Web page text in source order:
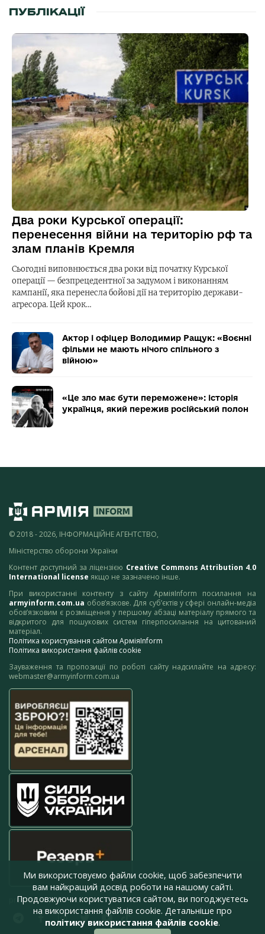
ПУБЛІКАЦІЇ
Два роки Курської операції:
перенесення війни на територію рф та
злам планів Кремля
Сьогодні виповнюється два роки від початку Курської
операції — безпрецедентної за задумом і виконанням
кампанії, яка перенесла бойові дії на територію держави-
агресора. Цей крок…
Актор і офіцер Володимир Ращук: «Воєнні
фільми не мають нічого спільного з
війною»
«Це зло має бути переможене»: історія
українця, який пережив російський полон
© 2018 - 2026, ІНФОРМАЦІЙНЕ АГЕНТСТВО,
Міністерство оборони України
Контент доступний за ліцензією Creative Commons Attribution 4.0
International license якщо не зазначено інше.
При використанні контенту з сайту АрміяInform посилання на
armyinform.com.ua обов’язкове. Для суб’єктів у сфері онлайн-медіа
обов’язковим є розміщення у першому абзаці матеріалу прямого та
відкритого для пошукових систем гіперпосилання на цитований
матеріал.
Політика користування сайтом АрміяInform
Політика використання файлів cookie
Зауваження та пропозиції по роботі сайту надсилайте на адресу:
webmaster@armyinform.com.ua
press@armyinform.com.ua
Ми використовуємо файли cookie, щоб забезпечити
вам найкращий досвід роботи на нашому сайті.
Продовжуючи користуватися сайтом, ви погоджуєтесь
на використання файлів cookie. Детальніше про
політику використання файлів cookie.